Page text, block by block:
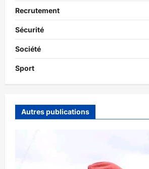
Recrutement
Sécurité
Société
Sport
Autres publications